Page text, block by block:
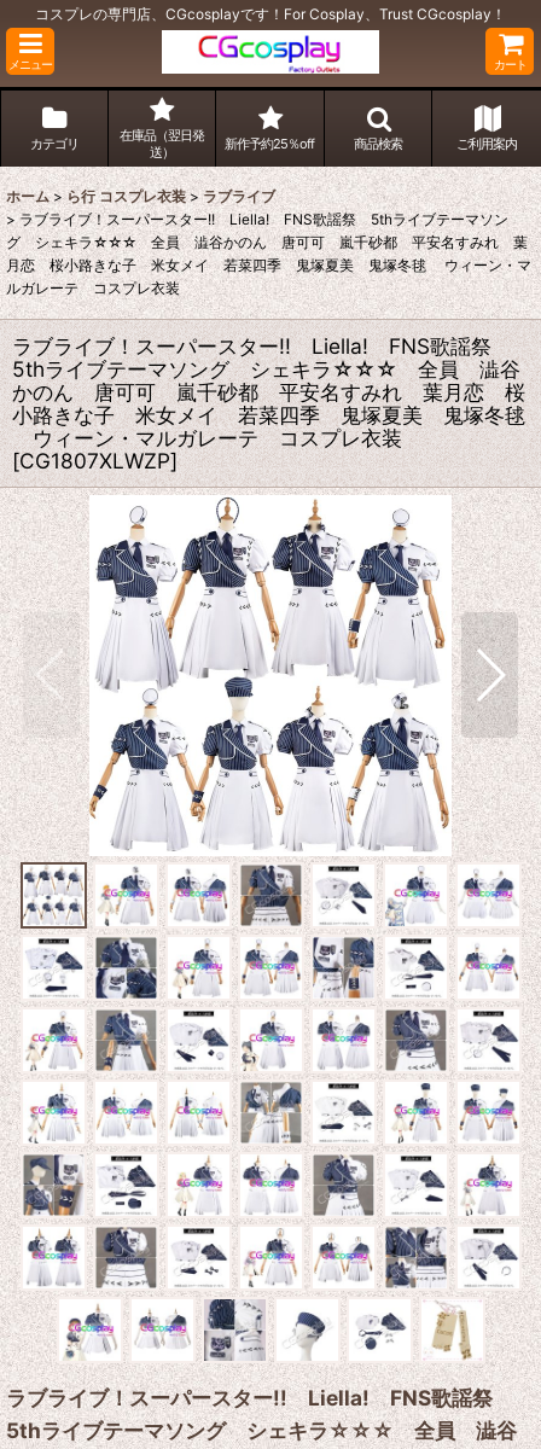
コスプレの専門店、CGcosplayです！For Cosplay、Trust CGcosplay！
メニュー カート
カテゴリ
在庫品（翌日発
送）
新作予約25％off 商品検索 ご利用案内
ホーム > ら行 コスプレ衣装 > ラブライブ
> ラブライブ！スーパースター!! Liella! FNS歌謡祭 5thライブテーマソン
グ シェキラ☆☆☆ 全員 澁谷かのん 唐可可 嵐千砂都 平安名すみれ 葉
月恋 桜小路きな子 米女メイ 若菜四季 鬼塚夏美 鬼塚冬毬 ウィーン・マ
ルガレーテ コスプレ衣装
ラブライブ！スーパースター!! Liella! FNS歌謡祭
5thライブテーマソング シェキラ☆☆☆ 全員 澁谷
かのん 唐可可 嵐千砂都 平安名すみれ 葉月恋 桜
小路きな子 米女メイ 若菜四季 鬼塚夏美 鬼塚冬毬
ウィーン・マルガレーテ コスプレ衣装
[CG1807XLWZP]
ラブライブ！スーパースター!! Liella! FNS歌謡祭
5thライブテーマソング シェキラ☆☆☆ 全員 澁谷